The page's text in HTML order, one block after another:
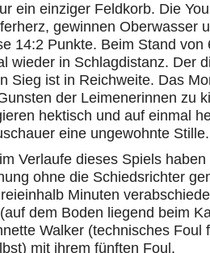
ein einziger Feldkorb. Die
gewinnen Oberwasser
14:2 Punkte. Beim Stand von
wieder in Schlagdistanz. Der
Sieg ist in Reichweite. Das
der Leimenerinnen zu
hektisch und auf einmal
eine ungewohnte Stille.
Verlaufe dieses Spiels haben
ohne die Schiedsrichter
Minuten
dem Boden liegend beim
Walker (technisches Foul
mit ihrem fünften Foul.